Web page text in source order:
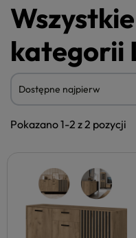
kategorii
Dostępne najpierw
Pokazano 1-2 z 2 pozycji